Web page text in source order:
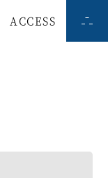
ACCESS